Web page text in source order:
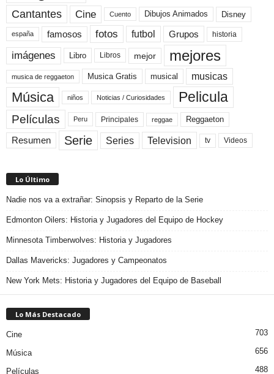
Cantantes Cine Cuento Dibujos Animados Disney
españa famosos fotos futbol Grupos historia
imágenes Libro Libros mejor mejores
musica de reggaeton Musica Gratis musical musicas
Música niños Noticias / Curiosidades Pelicula
Películas Peru Principales reggae Reggaeton
Resumen Serie Series Television tv Videos
Lo Último
Nadie nos va a extrañar: Sinopsis y Reparto de la Serie
Edmonton Oilers: Historia y Jugadores del Equipo de Hockey
Minnesota Timberwolves: Historia y Jugadores
Dallas Mavericks: Jugadores y Campeonatos
New York Mets: Historia y Jugadores del Equipo de Baseball
Lo Más Destacado
Cine 703
Música 656
Películas 488